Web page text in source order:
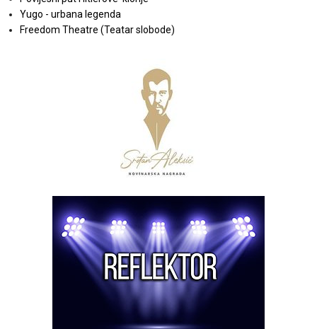
Yugo - urbana legenda
Freedom Theatre (Teatar slobode)